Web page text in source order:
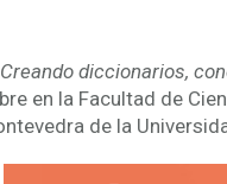
Creando diccionarios,
en la Facultad de
de la